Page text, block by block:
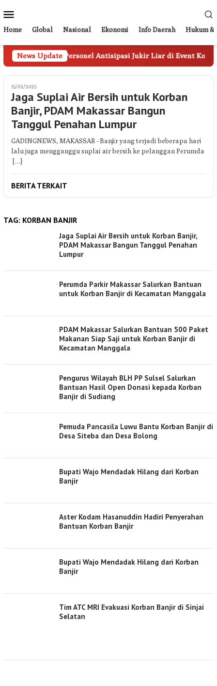
ke
kontenMobile
Home Global Nasional Ekonomi Info Daerah Hukum &
News Update
Turunkan 20 Personel Antisipasi Jukir Liar di Event Konser
15/02/2025
Jaga Suplai Air Bersih untuk Korban
Banjir, PDAM Makassar Bangun
Tanggul Penahan Lumpur
GADINGNEWS, MAKASSAR - Banjir yang terjadi beberapa hari
lalu juga mengganggu suplai air bersih ke pelanggan Perumda
[…]
BERITA TERKAIT
TAG: KORBAN BANJIR
Jaga Suplai Air Bersih untuk Korban Banjir,
PDAM Makassar Bangun Tanggul Penahan
Lumpur
Perumda Parkir Makassar Salurkan Bantuan
untuk Korban Banjir di Kecamatan Manggala
PDAM Makassar Salurkan Bantuan 500 Paket
Makanan Siap Saji untuk Korban Banjir di
Kecamatan Manggala
Pengurus Wilayah BLH PP Sulsel Salurkan
Bantuan Hasil Open Donasi kepada Korban
Banjir di Sudiang
Pemuda Pancasila Luwu Bantu Korban Banjir di
Desa Siteba dan Desa Bolong
Bupati Wajo Mendadak Hilang dari Korban
Banjir
Aster Kodam Hasanuddin Hadiri Penyerahan
Bantuan Korban Banjir
Bupati Wajo Mendadak Hilang dari Korban
Banjir
Tim ATC MRI Evakuasi Korban Banjir di Sinjai
Selatan